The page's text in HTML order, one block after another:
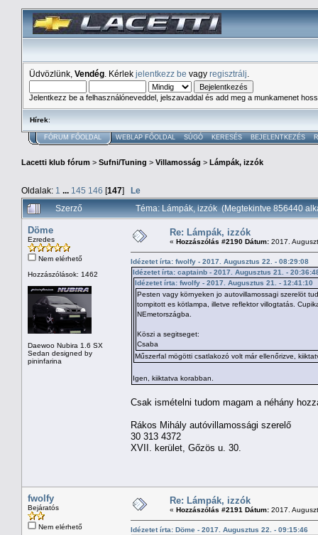
Üdvözlünk, Vendég . Kérlek jelentkezz be vagy regisztrálj
Jelentkezz be a felhasználóneveddel, jelszavaddal és add meg a munkamenet
Hírek:
FÓRUM FŐOLDAL WEBLAP FŐOLDAL SÚGÓ KERESÉS BEJELENTKEZÉS
Lacetti klub fórum > Sufni/Tuning > Villamosság > Lámpák, izzók
Oldalak: 1 ... 145 146 [147] Le
Szerző
Téma: Lámpák, izzók (Megtekintve 856440
Döme
Ezredes
Nem elérhető
Hozzászólások: 1462
Daewoo Nubira 1.6 SX
Sedan designed by
pininfarina
Re: Lámpák, izzók
« Hozzászólás #2190 Dátum: 2017.
Idézetet írta: fwolfy - 2017. Augusztus 22. - 08:29:08
Idézetet írta: captainb - 2017. Augusztus 21. -
Idézetet írta: fwolfy - 2017. Augusztus 21. - 12:41:10
Pesten vagy környeken jo autovillamossagi szerelöt
tompitott es kötlampa, illetve reflektor villogtatás.
NEmetországba.
Köszi a segitseget:
Csaba
Műszerfal mögötti csatlakozó volt már ellenőrizve,
Igen, kiiktatva korabban.
Csak ismételni tudom magam a néhány
Rákos Mihály autóvillamossági szerelő
30 313 4372
XVII. kerület, Gőzös u. 30.
fwolfy
Bejáratós
Nem elérhető
Re: Lámpák, izzók
« Hozzászólás #2191 Dátum: 2017.
Idézetet írta: Döme - 2017. Augusztus 22. - 09:15:46